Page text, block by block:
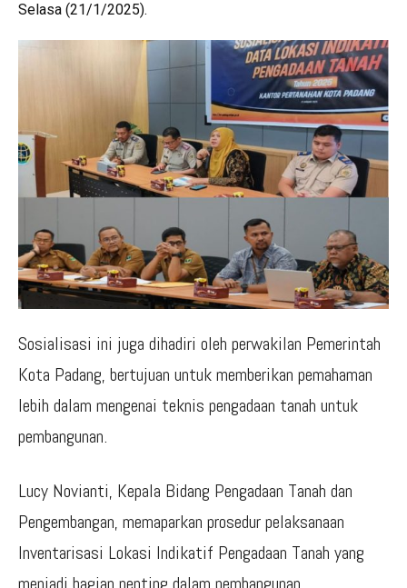
Selasa (21/1/2025).
Sosialisasi ini juga dihadiri oleh perwakilan Pemerintah
Kota Padang, bertujuan untuk memberikan pemahaman
lebih dalam mengenai teknis pengadaan tanah untuk
pembangunan.
Lucy Novianti, Kepala Bidang Pengadaan Tanah dan
Pengembangan, memaparkan prosedur pelaksanaan
Inventarisasi Lokasi Indikatif Pengadaan Tanah yang